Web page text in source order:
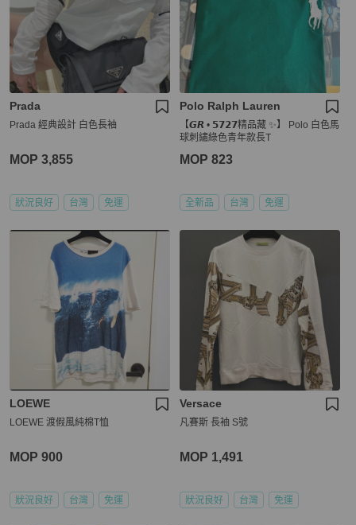
Prada
Prada 經典設計 白色長袖
MOP 3,855
狀況良好 台灣 免運
Polo Ralph Lauren
【𝙂𝙍 • 𝟱𝟳𝟮𝟳精品藏 ✨】 Polo 白色馬
球刺繡綠色青年款長T
MOP 823
全新品 台灣 免運
LOEWE
LOEWE 渡假風純棉T恤
MOP 900
狀況良好 台灣 免運
Versace
凡賽斯 長袖 S號
MOP 1,491
狀況良好 台灣 免運